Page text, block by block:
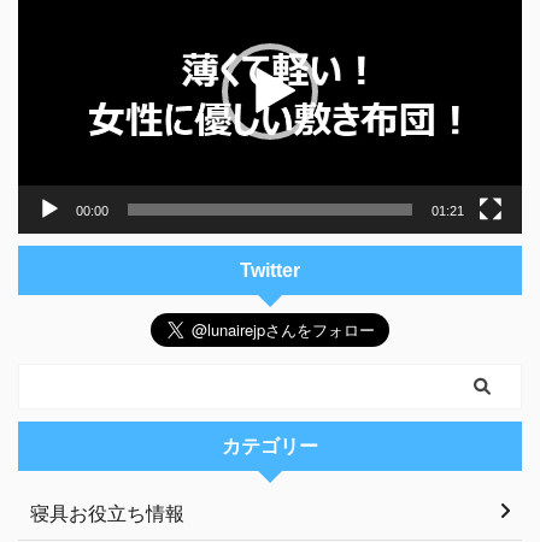
00:00 01:21
Twitter
カテゴリー
寝具お役立ち情報